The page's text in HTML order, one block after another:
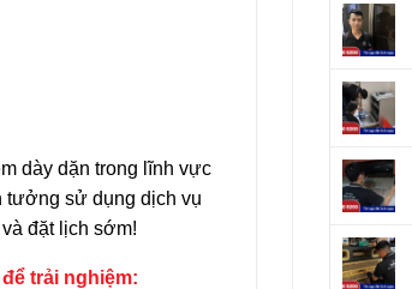
dày dặn trong lĩnh vực
tưởng sử dụng dịch vụ
đặt lịch sớm!
trải nghiệm: